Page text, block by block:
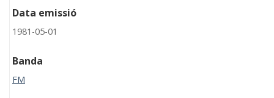
Data emissió
1981-05-01
Banda
FM